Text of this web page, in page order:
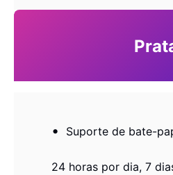
Suporte de bate-
24 horas por dia, 7